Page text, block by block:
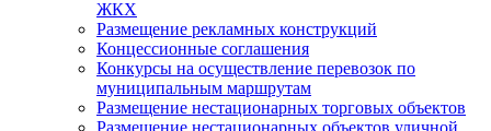
ЖКХ
Размещение рекламных конструкций
Концессионные соглашения
Конкурсы на осуществление перевозок по
муниципальным маршрутам
Размещение нестационарных торговых объектов
Размещение нестационарных объектов уличной